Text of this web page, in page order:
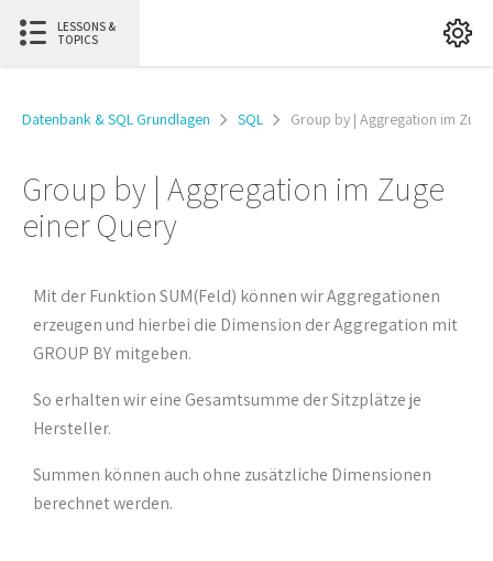
LESSONS &
TOPICS
Datenbank & SQL Grundlagen SQL Group by | Aggregation im
Group by | Aggregation im Zuge
einer Query
Mit der Funktion SUM(Feld) können wir Aggregationen
erzeugen und hierbei die Dimension der Aggregation mit
GROUP BY mitgeben.
So erhalten wir eine Gesamtsumme der Sitzplätze je
Hersteller.
Summen können auch ohne zusätzliche Dimensionen
berechnet werden.